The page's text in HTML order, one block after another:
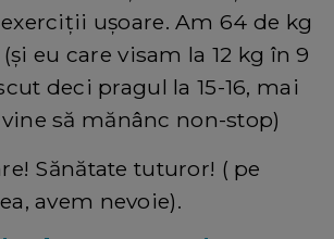
ușoare. Am 64 de kg
eu care visam la 12 kg în 9
deci pragul la 15-16, mai
să mănânc non-stop)
Sănătate tuturor! ( pe
avem nevoie).